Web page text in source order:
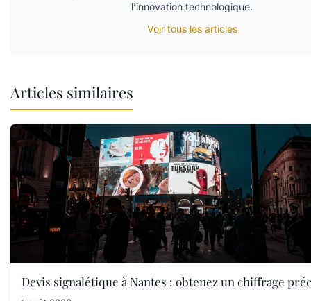
l’innovation technologique.
Voir tous les articles
Articles similaires
Devis signalétique à Nantes : obtenez un chiffrage